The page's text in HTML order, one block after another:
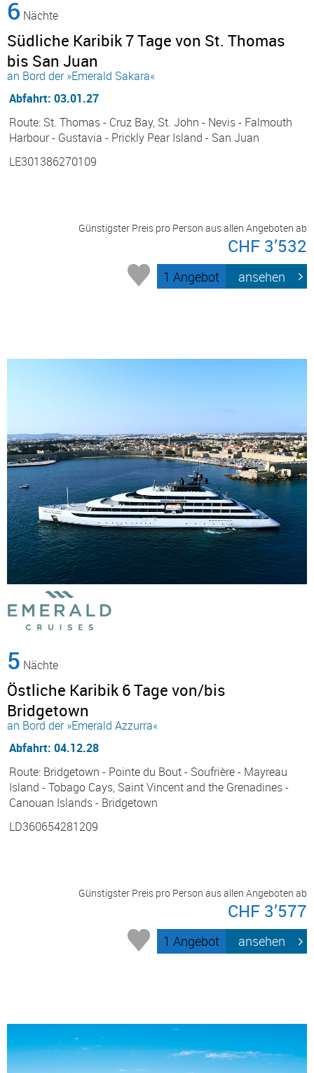
6 Nächte
Südliche Karibik 7 Tage von St. Thomas
bis San Juan
an Bord der »Emerald Sakara«
Abfahrt: 03.01.27
Route: St. Thomas - Cruz Bay, St. John - Nevis - Falmouth
Harbour - Gustavia - Prickly Pear Island - San Juan
LE301386270109
Günstigster Preis pro Person aus allen Angeboten ab
CHF 3’532
1 Angebot ansehen
5 Nächte
Östliche Karibik 6 Tage von/bis
Bridgetown
an Bord der »Emerald Azzurra«
Abfahrt: 04.12.28
Route: Bridgetown - Pointe du Bout - Soufrière - Mayreau
Island - Tobago Cays, Saint Vincent and the Grenadines -
Canouan Islands - Bridgetown
LD360654281209
Günstigster Preis pro Person aus allen Angeboten ab
CHF 3’577
1 Angebot ansehen